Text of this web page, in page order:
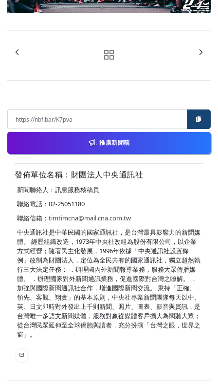
推廣新聞稿
發佈單位名稱：財團法人中央通訊社
新聞聯絡人：訊息服務核稿員
聯絡電話：02-25051180
聯絡信箱： timtimcna@mail.cna.com.tw
中央通訊社是中華民國的國家通訊社，是台灣最具影響力的新聞媒
體。 經歷組織改造，1973年中央社改組為股份有限公司，以企業
方式經營；隨著民主化發展，1996年依據「中央通訊社設置條
例」改制為財團法人，定位為全民共有的國家通訊社，獨立超然執
行三大法定任務： ．辦理國內外新聞報導業務，服務大眾傳播媒
體。 ．辦理國家對外新聞通訊業務，促進國際對台灣之瞭解。 ．
加強與國際新聞通訊社合作，增進國際新聞交流。 秉持「正確、
領先、客觀、翔實」的基本原則，中央社專業新聞團隊每天以中、
英、日文即時對外發出上千則新聞、照片、圖表、影音與資訊，是
台灣唯一多語文新聞媒體，服務對象從媒體客戶擴大為閱聽大眾；
從台灣民眾延伸至全球僑胞與讀者，充分扮演「台灣之眼，世界之
窗」。